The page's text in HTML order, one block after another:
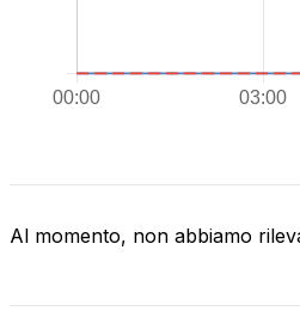
Al momento, non abbiamo